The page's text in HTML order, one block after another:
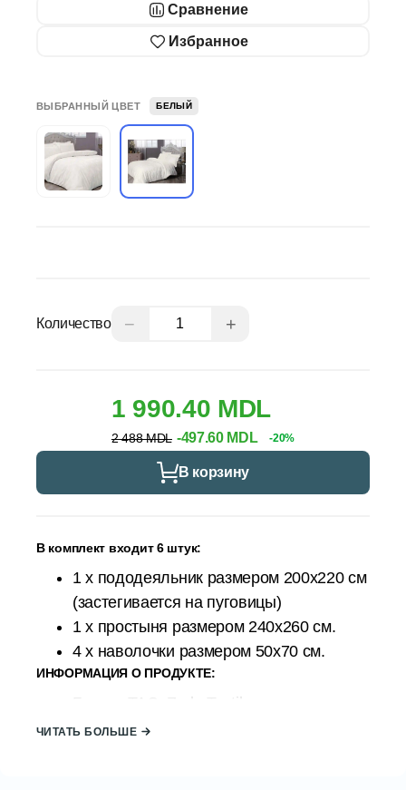
Сравнение
Избранное
ВЫБРАННЫЙ ЦВЕТ БЕЛЫЙ
Количество − +
1 990.40 MDL
2 488 MDL -497.60 MDL -20%
В корзину
В комплект входит 6 штук:
1 x пододеяльник размером 200х220 см
(застегивается на пуговицы)
1 x простыня размером 240х260 см.
4 x наволочки размером 50х70 см.
ИНФОРМАЦИЯ О ПРОДУКТЕ:
Бренд: TAC, Zorlu Textiles, престижная
компания во всем мире.
ЧИТАТЬ БОЛЬШЕ